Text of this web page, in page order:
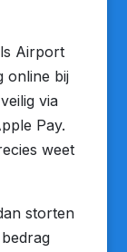
Airport
online bij
via
Pay.
weet
storten